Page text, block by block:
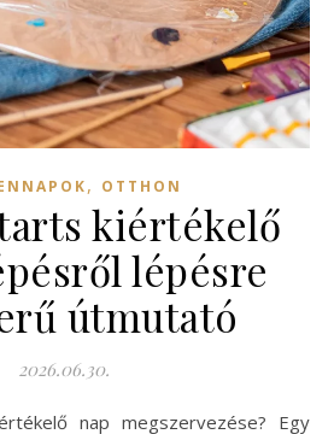
, OTTHON
kiértékelő
lépésre
útmutató
2026.06.30.